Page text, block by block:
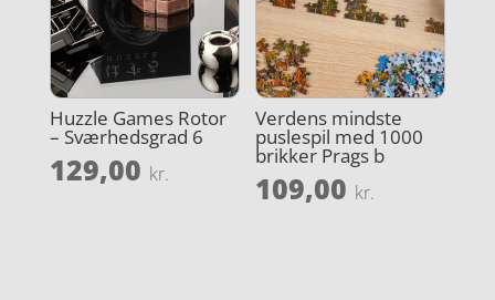
Huzzle Games Rotor
– Sværhedsgrad 6
129,00 kr.
Verdens mindste
puslespil med 1000
brikker Prags b
109,00 kr.